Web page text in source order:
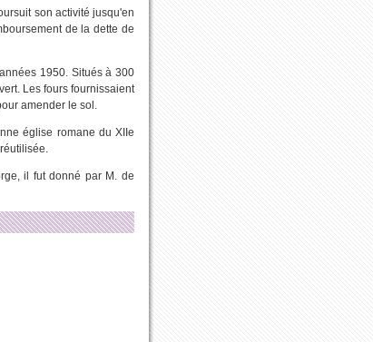
son activité jusqu'en
de la dette de
1950. Situés à 300
Les fours fournissaient
amender le sol.
église romane du XIIe
il fut donné par M. de